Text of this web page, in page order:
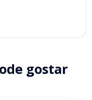
gostar